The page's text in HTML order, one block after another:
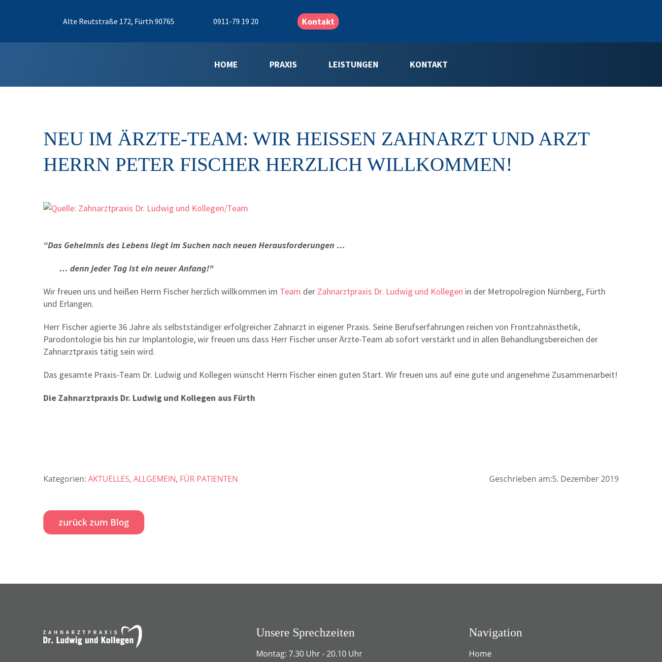
Alte Reutstraße 172, Fürth 90765 0911-79 19 20 Kontakt
HOME PRAXIS LEISTUNGEN KONTAKT
NEU IM ÄRZTE-TEAM: WIR HEISSEN ZAHNARZT UND ARZT H
ERRN PETER FISCHER HERZLICH WILLKOMMEN!
“Das Geheimnis des Lebens liegt im Suchen nach neuen Herausforderungen …
… denn jeder Tag ist ein neuer Anfang!”
Wir freuen uns und heißen Herrn Fischer herzlich willkommen im Team der Zahnarztpraxis Dr. Ludwig und Kollegen in der Metropolregion Nürnberg, Fürth
und Erlangen.
Herr Fischer agierte 36 Jahre als selbstständiger erfolgreicher Zahnarzt in eigener Praxis. Seine Berufserfahrungen reichen von Frontzahnästhetik,
Parodontologie bis hin zur Implantologie, wir freuen uns dass Herr Fischer unser Ärzte-Team ab sofort verstärkt und in allen Behandlungsbereichen der
Zahnarztpraxis tätig sein wird.
Das gesamte Praxis-Team Dr. Ludwig und Kollegen wünscht Herrn Fischer einen guten Start. Wir freuen uns auf eine gute und angenehme Zusammenarbeit!
Die Zahnarztpraxis Dr. Ludwig und Kollegen aus Fürth
Kategorien: AKTUELLES, ALLGEMEIN, FÜR PATIENTEN Geschrieben am:5. Dezember 2019
zurück zum Blog
Unsere Sprechzeiten
Montag: 7.30 Uhr - 20.10 Uhr
Navigation
Home